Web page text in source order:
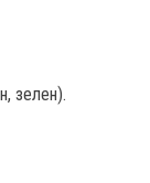
зелен).